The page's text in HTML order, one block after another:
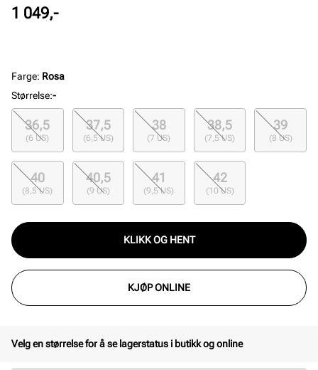
Pris
1 049,-
Farge: Rosa
Størrelse:-
36,5
(6 US)
37,5
(6,5 US)
38
(7 US)
38,5
(7,5 US)
39
(8 US)
40
(8,5 US)
40,5
(9 US)
41
(9,5 US)
42
(10 US)
KLIKK OG HENT
KJØP ONLINE
Velg en størrelse for å se lagerstatus i butikk og online